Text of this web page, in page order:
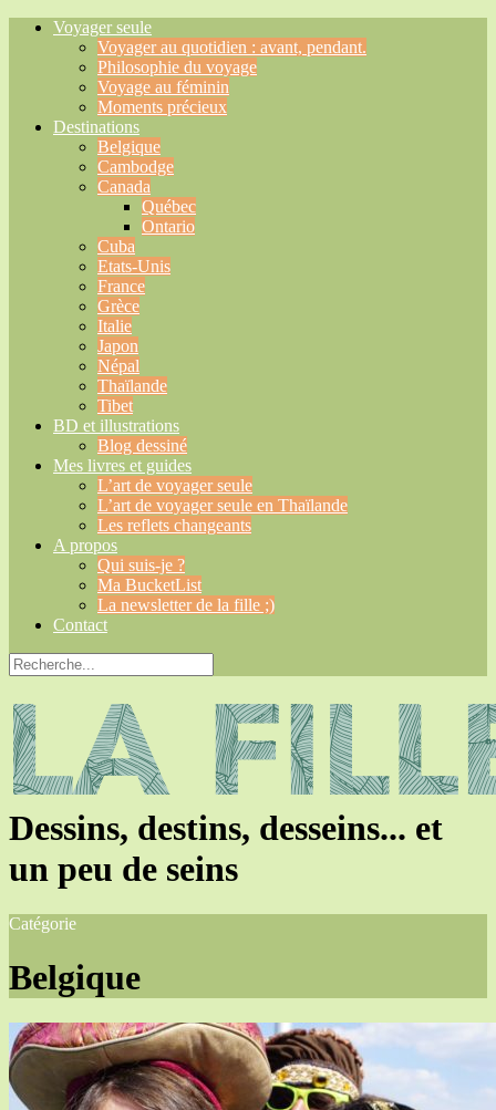
Voyager seule
Voyager au quotidien : avant, pendant.
Philosophie du voyage
Voyage au féminin
Moments précieux
Destinations
Belgique
Cambodge
Canada
Québec
Ontario
Cuba
Etats-Unis
France
Grèce
Italie
Japon
Népal
Thaïlande
Tibet
BD et illustrations
Blog dessiné
Mes livres et guides
L’art de voyager seule
L’art de voyager seule en Thaïlande
Les reflets changeants
A propos
Qui suis-je ?
Ma BucketList
La newsletter de la fille ;)
Contact
Dessins, destins, desseins... et
un peu de seins
Catégorie
Belgique